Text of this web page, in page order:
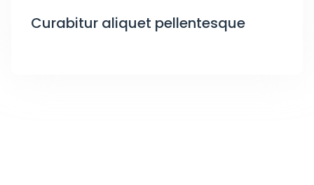
Curabitur aliquet pellentesque